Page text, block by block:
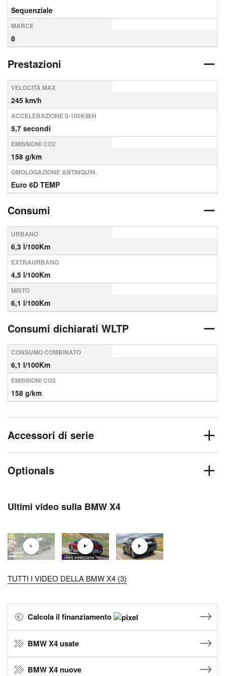
Sequenziale
MARCE
8
Prestazioni
VELOCITÀ MAX
245 km/h
ACCELERAZIONE 0-100KM/H
5,7 secondi
EMISSIONI CO2
158 g/km
OMOLOGAZIONE ANTINQUIN.
Euro 6D TEMP
Consumi
URBANO
6,3 l/100Km
EXTRAURBANO
4,5 l/100Km
MISTO
6,1 l/100Km
Consumi dichiarati WLTP
CONSUMO COMBINATO
6,1 l/100Km
EMISSIONI CO2
158 g/km
Accessori di serie
Optionals
Ultimi video sulla BMW X4
TUTTI I VIDEO DELLA BMW X4 (3)
Calcola il finanziamento
BMW X4 usate
BMW X4 nuove